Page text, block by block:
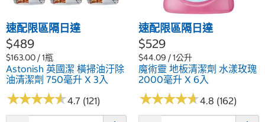
速配限區隔日達
$489
$163.00 / 1瓶
Astonish 英國潔 橫掃油汙除
油清潔劑 750毫升 X 3入
★★★★★
★★★★★4.7 (121)
速配限區隔日達
$529
$44.09 / 1公升
魔術靈 地板清潔劑 水漾玫瑰
2000毫升 X 6入
★★★★★
★★★★★4.8 (162)